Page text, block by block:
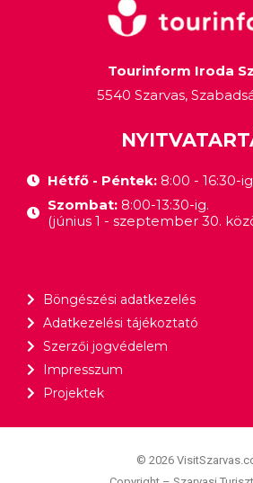
Tourinform Iroda
5540 Szarvas,
Hétfő - Péntek:8:00 - 16:30-
Szombat: 8:00-13:30-ig.
(június 1 - szeptember 30.
Böngészési adatkezelés
Adatkezelési tájékoztató
Szerzői jogvédelem
Impresszum
Projektek
© 2026